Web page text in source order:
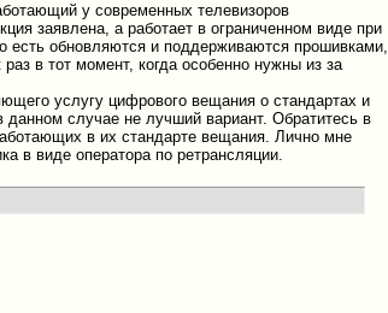
у современных телевизоров
заявлена, а работает в ограниченном виде при
есть обновляются и поддерживаются прошивками,
в тот момент, когда особенно нужны из за
услугу цифрового вещания о стандартах и
случае не лучший вариант. Обратитесь в
в их стандарте вещания. Лично мне
в виде оператора по ретрансляции.